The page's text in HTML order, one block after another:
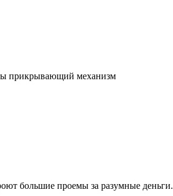
прикрывающий механизм
большие проемы за разумные деньги.